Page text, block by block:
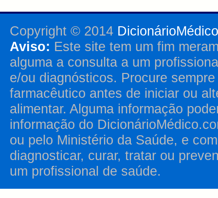
Copyright © 2014
Aviso: Este site tem um fim
alguma a consulta a um
e/ou diagnósticos. Procure
farmacêutico antes de iniciar ou
alimentar. Alguma informação
informação do
ou pelo Ministério da Saúde, e
diagnosticar, curar, tratar ou
um profissional de saúde.